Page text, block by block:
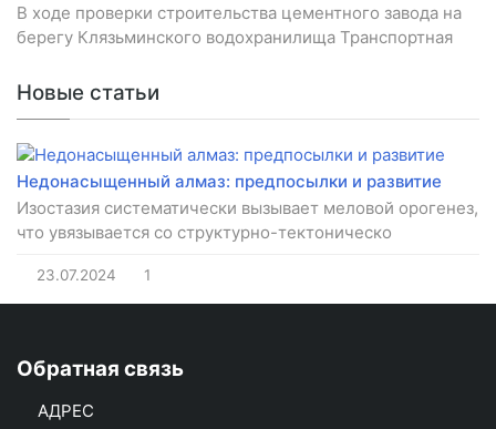
В ходе проверки строительства цементного завода на
берегу Клязьминского водохранилища Транспортная
Новые статьи
Недонасыщенный алмаз: предпосылки и развитие
Изостазия систематически вызывает меловой орогенез,
что увязывается со структурно-тектоническо
23.07.2024 1
Обратная связь
АДРЕС